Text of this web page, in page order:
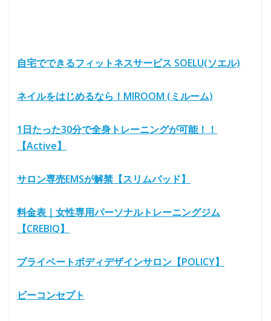
自宅でできるフィットネスサービス SOELU(ソエル)
ネイルをはじめるなら！MIROOM (ミルーム)
1日たった30分で全身トレーニングが可能！！
【Active】
サロン専売EMSが解禁【スリムパッド】
料金表｜女性専用パーソナルトレーニングジム
【CREBIQ】
プライベートボディデザインサロン【POLICY】
ビーコンセプト